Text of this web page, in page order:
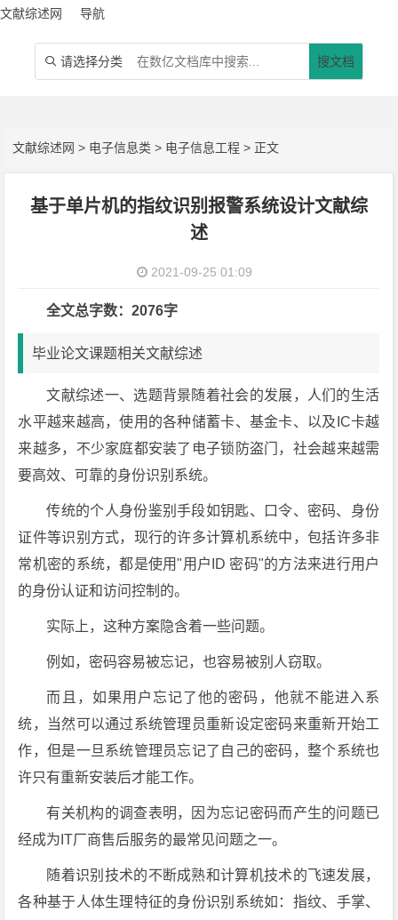
文献综述网 导航
 请选择分类 搜文档
文献综述网 > 电子信息类 > 电子信息工程 > 正文
基于单片机的指纹识别报警系统设计文献综
述
2021-09-25 01:09
全文总字数：2076字
毕业论文课题相关文献综述
文献综述一、选题背景随着社会的发展，人们的生活
水平越来越高，使用的各种储蓄卡、基金卡、以及IC卡越
来越多，不少家庭都安装了电子锁防盗门，社会越来越需
要高效、可靠的身份识别系统。
传统的个人身份鉴别手段如钥匙、口令、密码、身份
证件等识别方式，现行的许多计算机系统中，包括许多非
常机密的系统，都是使用"用户ID 密码"的方法来进行用户
的身份认证和访问控制的。
实际上，这种方案隐含着一些问题。
例如，密码容易被忘记，也容易被别人窃取。
而且，如果用户忘记了他的密码，他就不能进入系
统，当然可以通过系统管理员重新设定密码来重新开始工
作，但是一旦系统管理员忘记了自己的密码，整个系统也
许只有重新安装后才能工作。
有关机构的调查表明，因为忘记密码而产生的问题已
经成为IT厂商售后服务的最常见问题之一。
随着识别技术的不断成熟和计算机技术的飞速发展，
各种基于人体生理特征的身份识别系统如：指纹、手掌、